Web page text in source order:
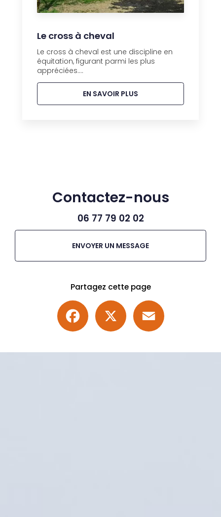
Le cross à cheval
Le cross à cheval est une discipline en
équitation, figurant parmi les plus
appréciées....
EN SAVOIR PLUS
Contactez-nous
06 77 79 02 02
ENVOYER UN MESSAGE
Partagez cette page
Facebook